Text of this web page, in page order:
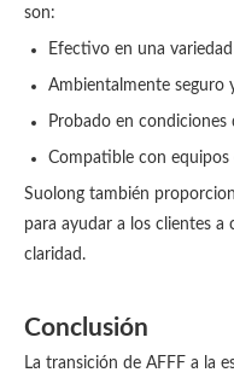
son:
Efectivo en una
Ambientalmente seguro
Probado en condiciones
Compatible con
Suolong también
para ayudar a los clientes
claridad.
Conclusión
La transición de AFFF a la